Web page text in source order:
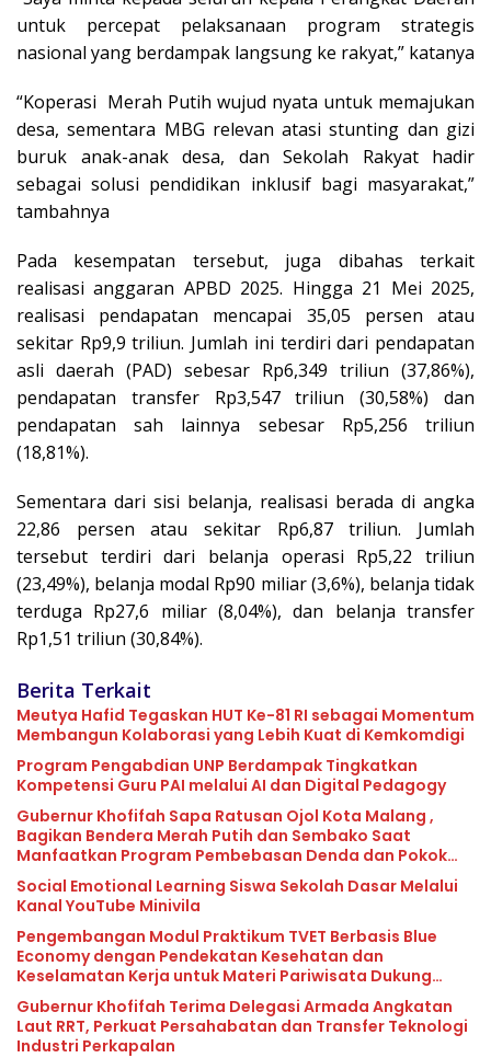
untuk percepat pelaksanaan program strategis
nasional yang berdampak langsung ke rakyat,” katanya
“Koperasi Merah Putih wujud nyata untuk memajukan
desa, sementara MBG relevan atasi stunting dan gizi
buruk anak-anak desa, dan Sekolah Rakyat hadir
sebagai solusi pendidikan inklusif bagi masyarakat,”
tambahnya
Pada kesempatan tersebut, juga dibahas terkait
realisasi anggaran APBD 2025. Hingga 21 Mei 2025,
realisasi pendapatan mencapai 35,05 persen atau
sekitar Rp9,9 triliun. Jumlah ini terdiri dari pendapatan
asli daerah (PAD) sebesar Rp6,349 triliun (37,86%),
pendapatan transfer Rp3,547 triliun (30,58%) dan
pendapatan sah lainnya sebesar Rp5,256 triliun
(18,81%).
Sementara dari sisi belanja, realisasi berada di angka
22,86 persen atau sekitar Rp6,87 triliun. Jumlah
tersebut terdiri dari belanja operasi Rp5,22 triliun
(23,49%), belanja modal Rp90 miliar (3,6%), belanja tidak
terduga Rp27,6 miliar (8,04%), dan belanja transfer
Rp1,51 triliun (30,84%).
Berita Terkait
Meutya Hafid Tegaskan HUT Ke-81 RI sebagai Momentum
Membangun Kolaborasi yang Lebih Kuat di Kemkomdigi
Program Pengabdian UNP Berdampak Tingkatkan
Kompetensi Guru PAI melalui AI dan Digital Pedagogy
Gubernur Khofifah Sapa Ratusan Ojol Kota Malang ,
Bagikan Bendera Merah Putih dan Sembako Saat
Manfaatkan Program Pembebasan Denda dan Pokok
Tunggakan PKB
Social Emotional Learning Siswa Sekolah Dasar Melalui
Kanal YouTube Minivila
Pengembangan Modul Praktikum TVET Berbasis Blue
Economy dengan Pendekatan Kesehatan dan
Keselamatan Kerja untuk Materi Pariwisata Dukung
Pencapaian SDGs
Gubernur Khofifah Terima Delegasi Armada Angkatan
Laut RRT, Perkuat Persahabatan dan Transfer Teknologi
Industri Perkapalan